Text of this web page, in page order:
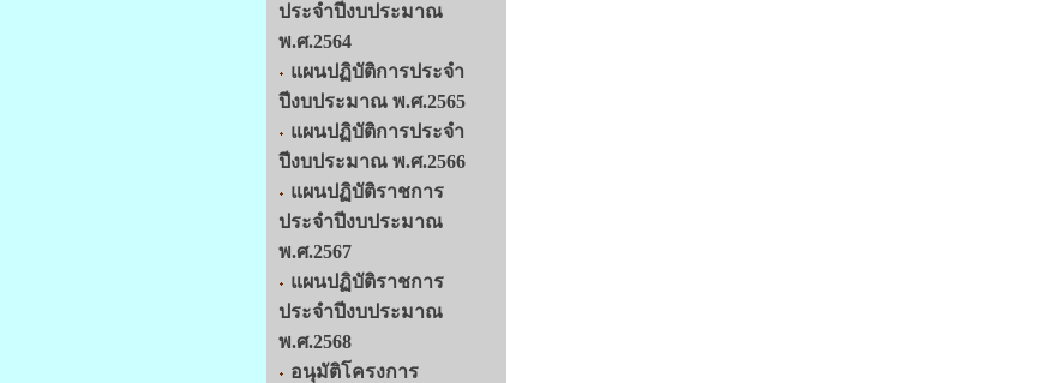
ประจำปีงบประมาณ
พ.ศ.2564
แผนปฏิบัติการประจำ
ปีงบประมาณ พ.ศ.2565
แผนปฏิบัติการประจำ
ปีงบประมาณ พ.ศ.2566
แผนปฏิบัติราชการ
ประจำปีงบประมาณ
พ.ศ.2567
แผนปฏิบัติราชการ
ประจำปีงบประมาณ
พ.ศ.2568
อนุมัติโครงการ